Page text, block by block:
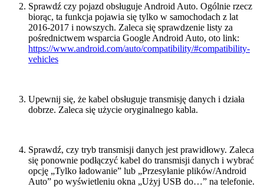
Sprawdź czy pojazd obsługuje Android Auto. Ogólnie rzecz
biorąc, ta funkcja pojawia się tylko w samochodach z lat
2016-2017 i nowszych. Zaleca się sprawdzenie listy za
pośrednictwem wsparcia Google Android Auto, oto link:
https://www.android.com/auto/compatibility/#compatibility-
vehicles
Upewnij się, że kabel obsługuje transmisję danych i działa
dobrze. Zaleca się użycie oryginalnego kabla.
Sprawdź, czy tryb transmisji danych jest prawidłowy. Zaleca
się ponownie podłączyć kabel do transmisji danych i wybrać
opcję „Tylko ładowanie” lub „Przesyłanie plików/Android
Auto” po wyświetleniu okna „Użyj USB do…” na telefonie.